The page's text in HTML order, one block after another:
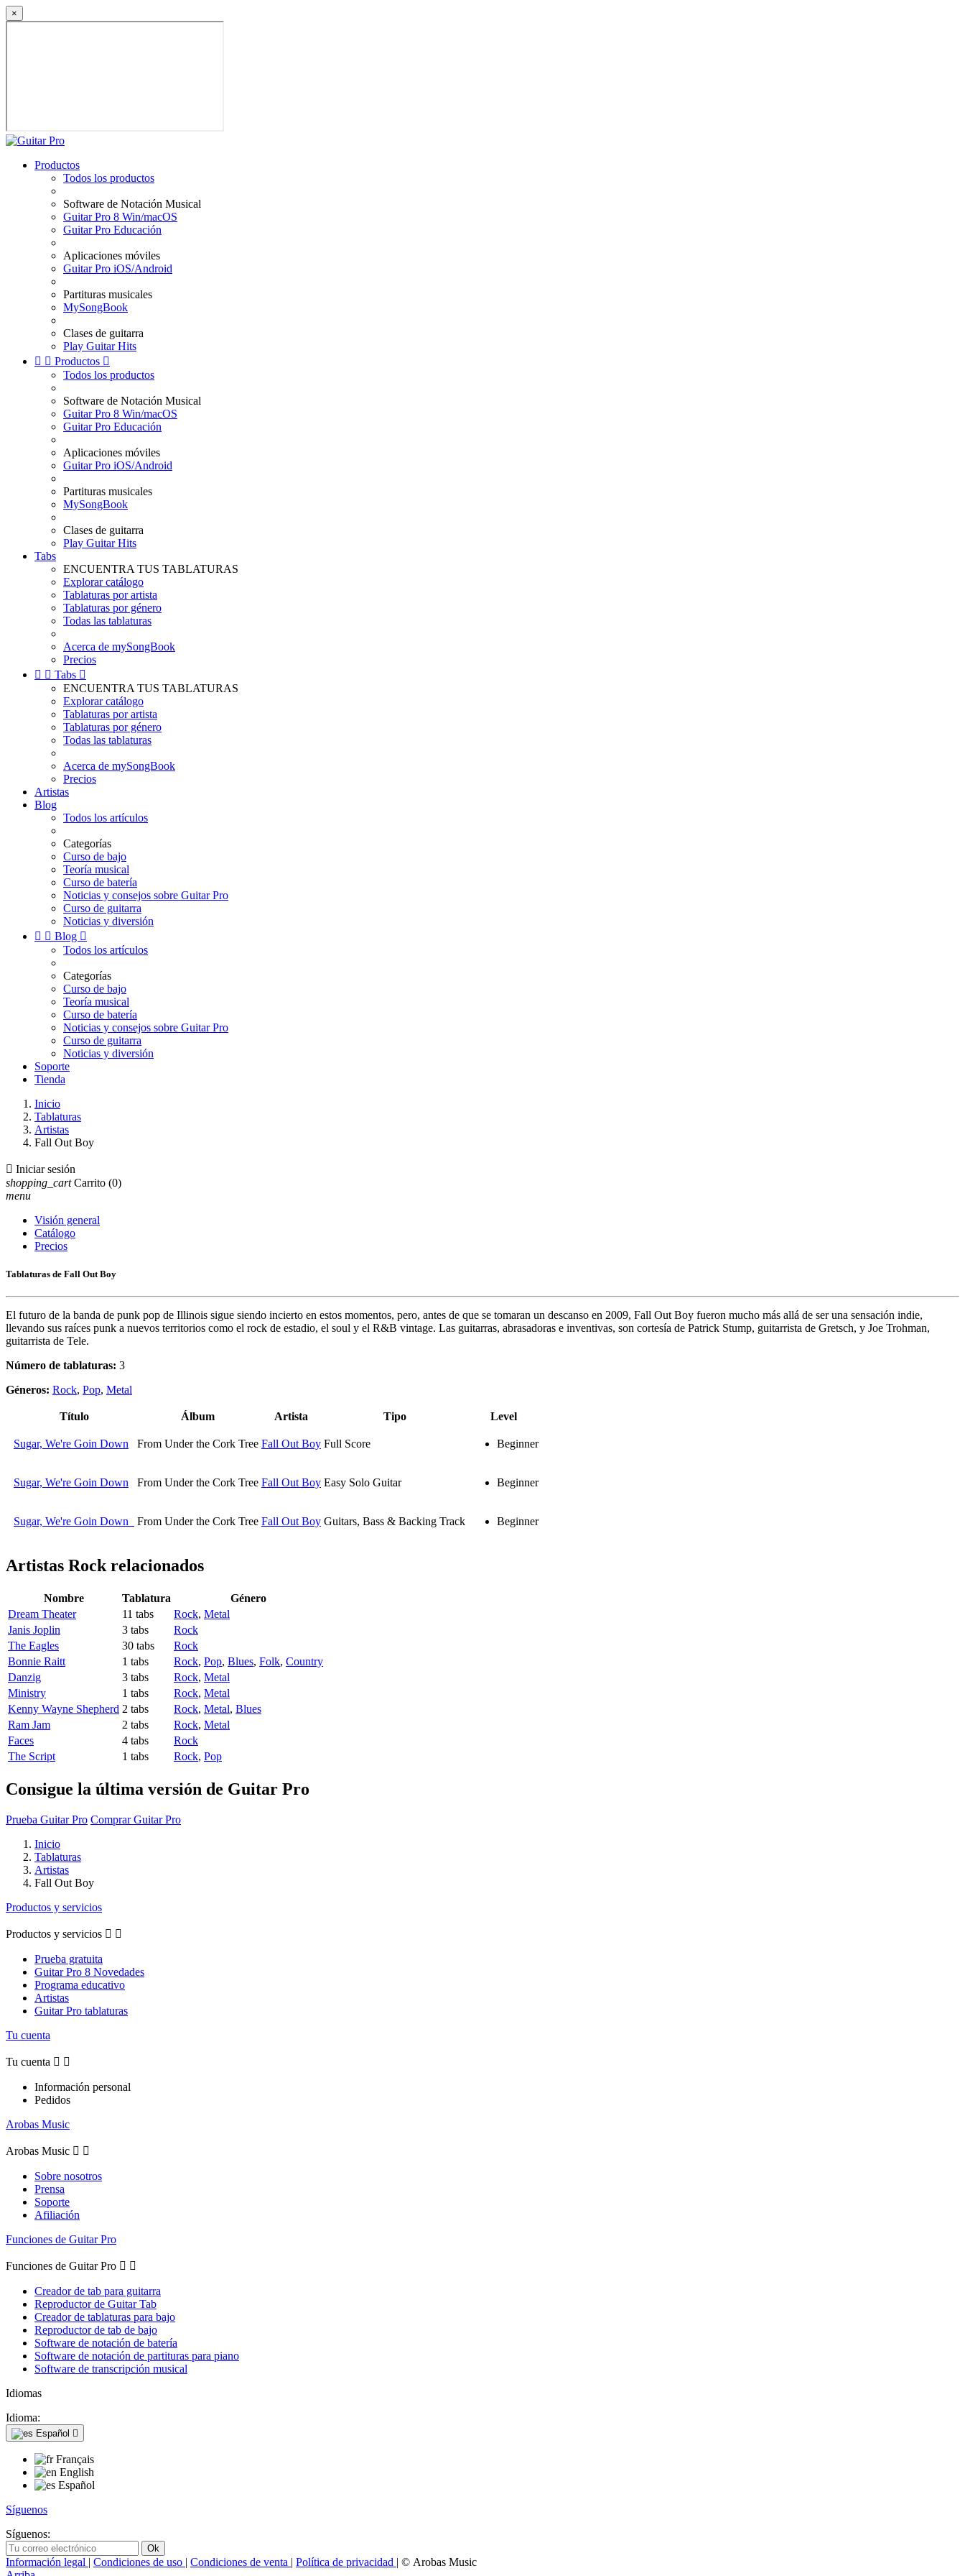
×
Productos
Todos los productos
Software de Notación Musical
Guitar Pro 8 Win/macOS
Guitar Pro Educación
Aplicaciones móviles
Guitar Pro iOS/Android
Partituras musicales
MySongBook
Clases de guitarra
Play Guitar Hits
  Productos 
Todos los productos
Software de Notación Musical
Guitar Pro 8 Win/macOS
Guitar Pro Educación
Aplicaciones móviles
Guitar Pro iOS/Android
Partituras musicales
MySongBook
Clases de guitarra
Play Guitar Hits
Tabs
ENCUENTRA TUS TABLATURAS
Explorar catálogo
Tablaturas por artista
Tablaturas por género
Todas las tablaturas
Acerca de mySongBook
Precios
  Tabs 
ENCUENTRA TUS TABLATURAS
Explorar catálogo
Tablaturas por artista
Tablaturas por género
Todas las tablaturas
Acerca de mySongBook
Precios
Artistas
Blog
Todos los artículos
Categorías
Curso de bajo
Teoría musical
Curso de batería
Noticias y consejos sobre Guitar Pro
Curso de guitarra
Noticias y diversión
  Blog 
Todos los artículos
Categorías
Curso de bajo
Teoría musical
Curso de batería
Noticias y consejos sobre Guitar Pro
Curso de guitarra
Noticias y diversión
Soporte
Tienda
Inicio
Tablaturas
Artistas
Fall Out Boy
 Iniciar sesión
shopping_cart Carrito (0)
menu
Visión general
Catálogo
Precios
Tablaturas de Fall Out Boy
El futuro de la banda de punk pop de Illinois sigue siendo incierto en estos momentos, pero, antes de que se tomaran un descanso en 2009, Fall Out Boy fueron mucho más allá de ser una sensación indie,
llevando sus raíces punk a nuevos territorios como el rock de estadio, el soul y el R&B vintage. Las guitarras, abrasadoras e inventivas, son cortesía de Patrick Stump, guitarrista de Gretsch, y Joe Trohman,
guitarrista de Tele.
Número de tablaturas: 3
Géneros: Rock, Pop, Metal
Título Álbum Artista Tipo Level
Sugar, We're Goin Down From Under the Cork Tree Fall Out Boy Full Score Beginner
Sugar, We're Goin Down From Under the Cork Tree Fall Out Boy Easy Solo Guitar Beginner
Sugar, We're Goin Down From Under the Cork Tree Fall Out Boy Guitars, Bass & Backing Track Beginner
Artistas Rockrelacionados
Nombre Tablatura
Género
Dream Theater
11 tabs Rock, Metal
Janis Joplin
3 tabs
Rock
The Eagles
30 tabs
Rock
Bonnie Raitt
1 tabs Rock, Pop, Blues, Folk, Country
Danzig
3 tabs Rock, Metal
Ministry
1 tabs Rock, Metal
Kenny Wayne Shepherd 2 tabs Rock, Metal, Blues
Ram Jam
2 tabs Rock, Metal
Faces
4 tabs
Rock
The Script
1 tabs Rock, Pop
Consigue la última versión de Guitar Pro
Prueba Guitar Pro Comprar Guitar Pro
Inicio
Tablaturas
Artistas
Fall Out Boy
Productos y servicios
Productos y servicios  
Prueba gratuita
Guitar Pro 8 Novedades
Programa educativo
Artistas
Guitar Pro tablaturas
Tu cuenta
Tu cuenta  
Información personal
Pedidos
Arobas Music
Arobas Music  
Sobre nosotros
Prensa
Soporte
Afiliación
Funciones de Guitar Pro
Funciones de Guitar Pro  
Creador de tab para guitarra
Reproductor de Guitar Tab
Creador de tablaturas para bajo
Reproductor de tab de bajo
Software de notación de batería
Software de notación de partituras para piano
Software de transcripción musical
Idiomas
Idioma:
Español 
Français
English
Español
Síguenos
Síguenos:
Información legal | Condiciones de uso | Condiciones de venta | Política de privacidad | © Arobas Music